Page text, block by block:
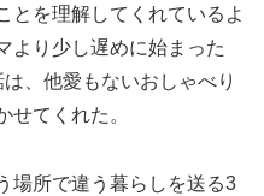
とを理解してくれているよ
より少し遅めに始まった
、他愛もないおしゃべり
せてくれた。
場所で違う暮らしを送る3